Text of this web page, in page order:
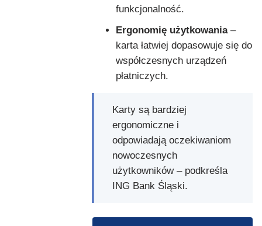
funkcjonalność.
Ergonomię użytkowania–
karta łatwiej dopasowuje się do
współczesnych urządzeń
płatniczych.
Karty są bardziej
ergonomiczne i
odpowiadają oczekiwaniom
nowoczesnych
użytkowników – podkreśla
ING Bank Śląski.